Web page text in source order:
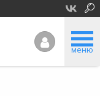
меню